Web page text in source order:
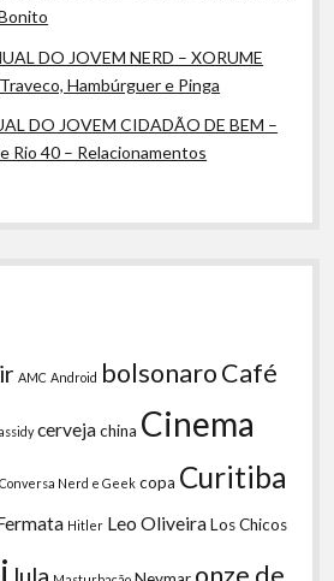
DO JOVEM NERD – XORUME
Hambúrguer e Pinga
DO JOVEM CIDADÃO DE BEM –
Rio 40 – Relacionamentos
AMC Android bolsonaroCafé
cervejachina Cinema
Conversa Nerd e Geek copa Curitiba
Hitler Leo OliveiraLos Chicos
lula onze de